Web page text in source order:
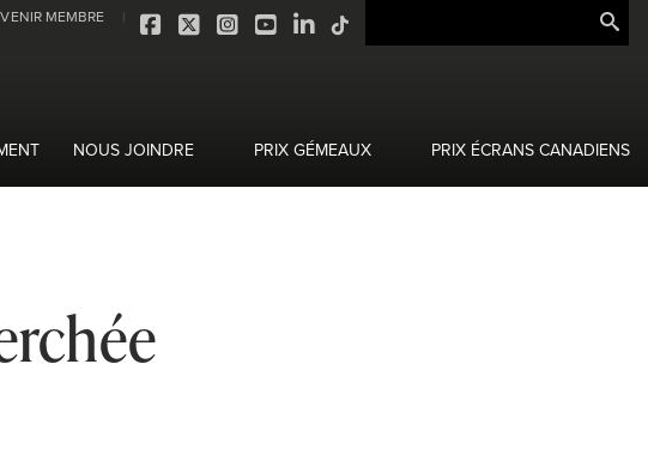
NOUS JOINDRE PRIX GÉMEAUX PRIX ÉCRANS CANADIENS
MEMBRE